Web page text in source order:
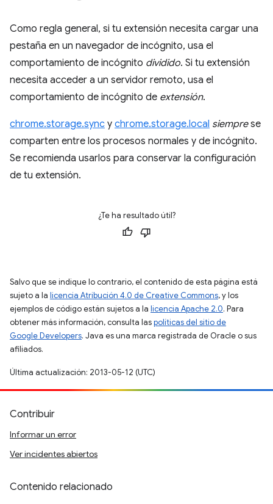
Como regla general, si tu extensión necesita cargar una
pestaña en un navegador de incógnito, usa el
comportamiento de incógnito dividido. Si tu extensión
necesita acceder a un servidor remoto, usa el
comportamiento de incógnito de extensión.
chrome.storage.sync y chrome.storage.local siemprese
comparten entre los procesos normales y de incógnito.
Se recomienda usarlos para conservar la configuración
de tu extensión.
¿Te ha resultado útil?
Salvo que se indique lo contrario, el contenido de esta página está
sujeto a la licencia Atribución 4.0 de Creative Commons, y los
ejemplos de código están sujetos a la licencia Apache 2.0. Para
obtener más información, consulta laspolíticas del sitio de
Google Developers. Java es una marca registrada de Oracle o sus
afiliados.
Última actualización: 2013-05-12 (UTC)
Contribuir
Informar un error
Ver incidentes abiertos
Contenido relacionado